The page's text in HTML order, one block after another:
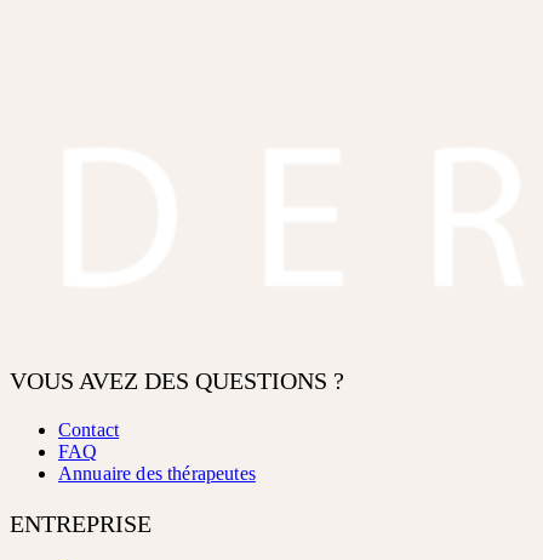
VOUS AVEZ DES QUESTIONS ?
Contact
FAQ
Annuaire des thérapeutes
ENTREPRISE